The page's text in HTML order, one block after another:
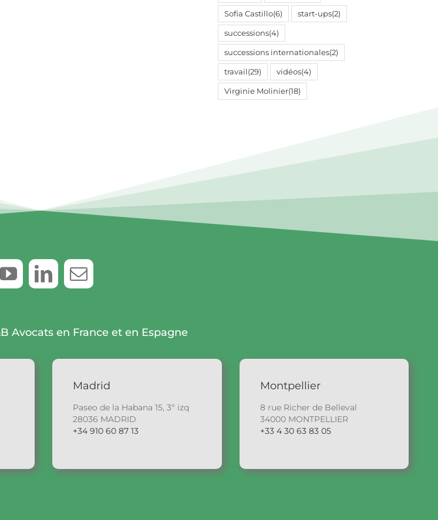
Sofia Castillo(6) start-ups(2)
successions(4)
successions internationales(2)
travail (29) vidéos(4)
Virginie Molinier(18)
Avocats en France et en Espagne
Madrid
Paseo de la Habana 15, 3º izq
28036 MADRID
+34 910 60 87 13
Montpellier
8 rue Richer de Belleval
34000 MONTPELLIER
+33 4 30 63 83 05